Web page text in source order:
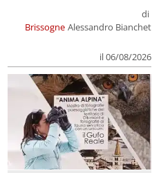
Brissogne
di
Alessandro Bianchet
il 06/08/2026